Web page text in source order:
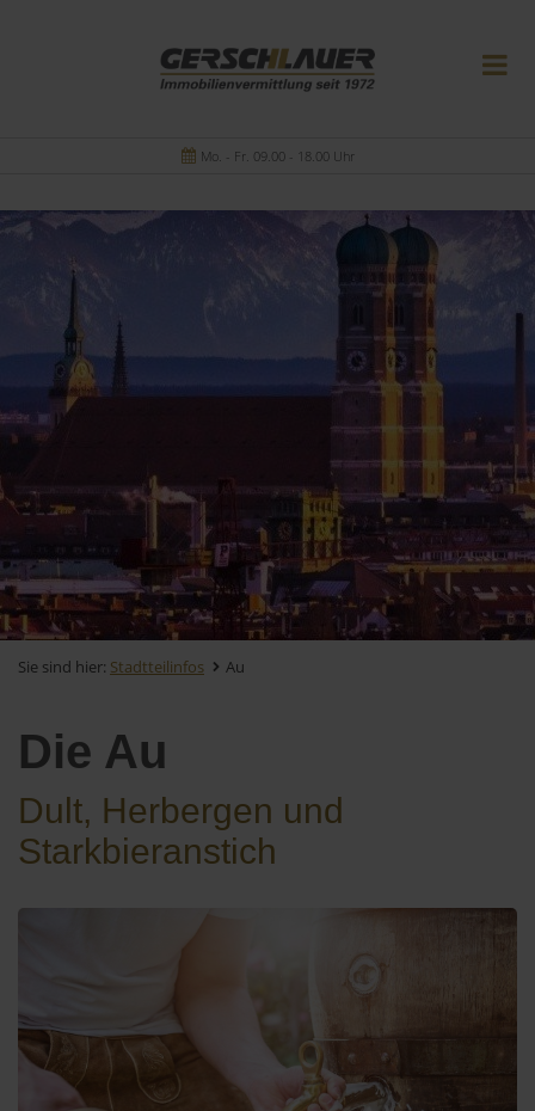
Mo. - Fr. 09.00 - 18.00 Uhr
Sie sind hier: Stadtteilinfos Au
Die Au
Dult, Herbergen und
Starkbieranstich